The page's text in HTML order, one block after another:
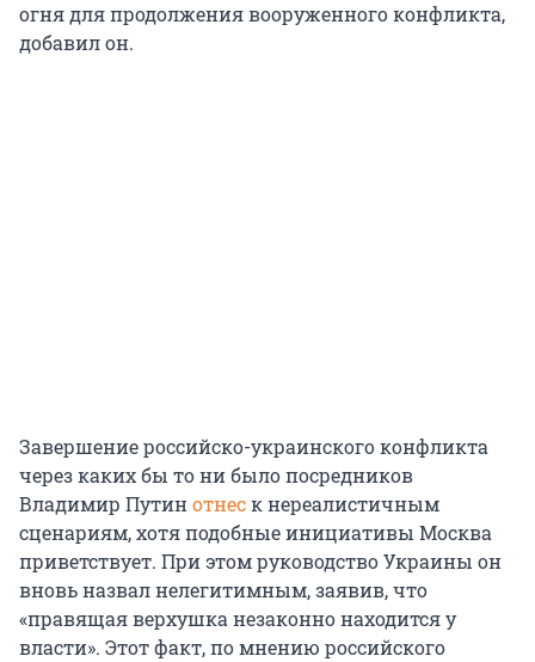
огня для продолжения вооруженного конфликта,
добавил он.
Завершение российско-украинского конфликта
через каких бы то ни было посредников
Владимир Путинотнеск нереалистичным
сценариям, хотя подобные инициативы Москва
приветствует. При этом руководство Украины он
вновь назвал нелегитимным, заявив, что
«правящая верхушка незаконно находится у
власти». Этот факт, по мнению российского